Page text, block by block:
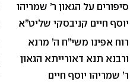
סיפורים על הגאון ר’ שמריהו
יוסף חיים קניבסקי שליט”א
רוח אפינו משי”ח ה’ מרנא
ורבנא תנא דאורייתא הגאון
ר’ שמריהו יוסף חיים